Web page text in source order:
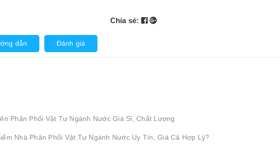
Chia sẻ:
dẫn Đánh giá
Phân Phối Vật Tư Ngành Nước Giá Sỉ, Chất Lượng
Nhà Phân Phối Vật Tư Ngành Nước Uy Tín, Giá Cả Hợp Lý?